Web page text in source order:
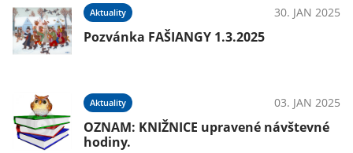
Aktuality 30. JAN 2025
Pozvánka FAŠIANGY 1.3.2025
Aktuality 03. JAN 2025
OZNAM: KNIŽNICE upravené návštevné
hodiny.